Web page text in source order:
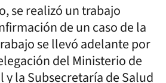
se realizó un trabajo
de un caso de la
se llevó adelante por
del Ministerio de
y la Subsecretaría de Salud